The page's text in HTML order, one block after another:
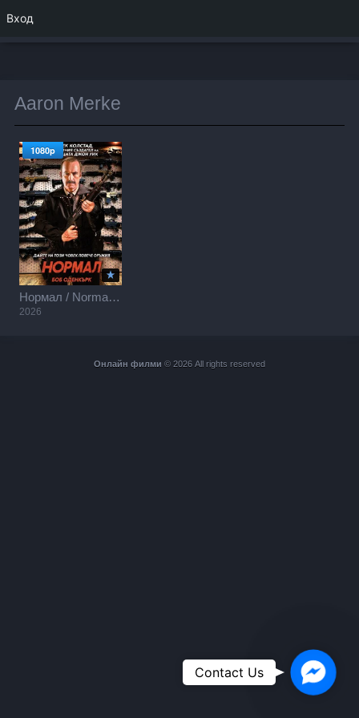
Aaron Merke
Нормал / Normal (2026)
2026
1080p
Онлайн филми © 2026 All rights reserved
Вход
Contact Us